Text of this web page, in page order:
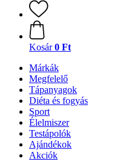
Kosár 0 Ft
Márkák
Megfelelő
Tápanyagok
Diéta és fogyás
Sport
Élelmiszer
Testápolók
Ajándékok
Akciók